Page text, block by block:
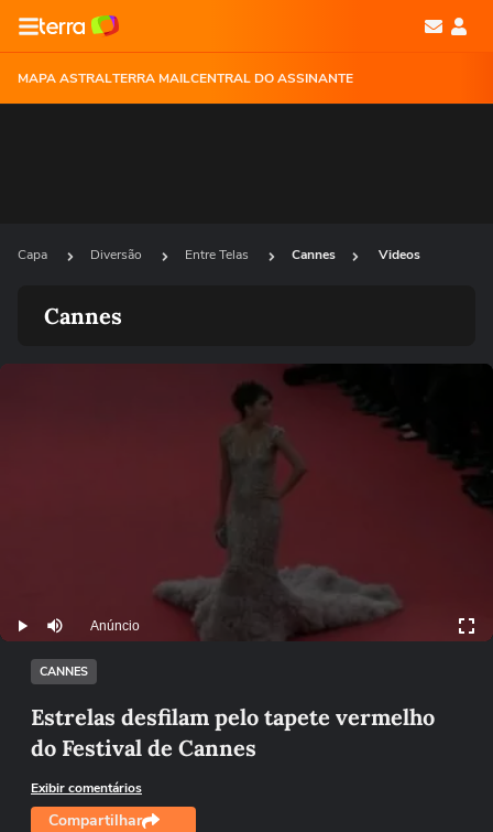
MAPA ASTRALTERRA MAILCENTRAL DO ASSINANTE
Capa Diversão Entre Telas Cannes Videos
Cannes
Play Mutar Anúncio
CANNES
Estrelas desfilam pelo tapete vermelho
do Festival de Cannes
Exibir comentários
Compartilhar